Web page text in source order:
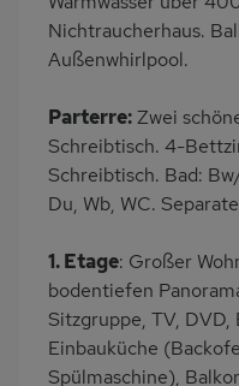
Nichtraucherhaus.
Außenwhirlpool.
Parterre:Zwei
Schreibtisch. 4-
Schreibtisch. Bad:
Du, Wb, WC.
1. Etage: Großer
bodentiefen
Sitzgruppe, TV,
Einbauküche
Spülmaschine),